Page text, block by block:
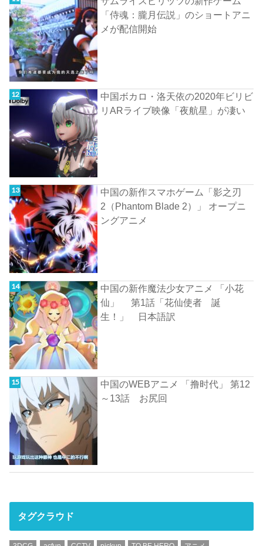
「侍魂：朧月伝説」のショートアニ
メが配信開始
中国ボカロ・洛天依の2020年ビリビ
リARライブ映像「夜航星」が凄い
中国の新作スマホゲーム「影之刃
2（Phantom Blade 2）」 オープニ
ングアニメ
中国の新作魔法少女アニメ 「小花
仙」 第1話「花仙使者 誕
生！」 日本語訳
中国のWEBアニメ 「撸时代」 第12
～13話 お尻回
タグクラウド